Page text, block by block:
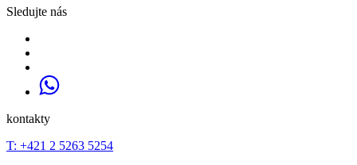
Sledujte nás
kontakty
T: +421 2 5263 5254